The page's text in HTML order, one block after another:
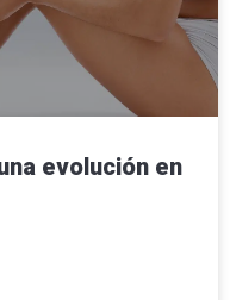
evolución en